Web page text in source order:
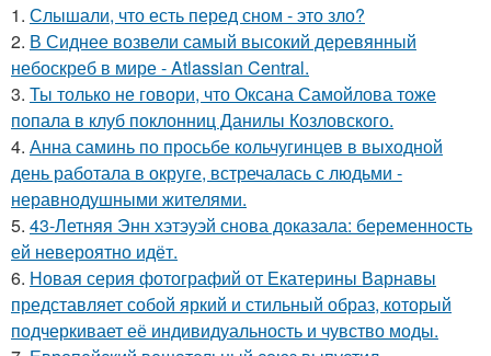
1. Слышали, что есть перед сном - это зло?
2. В Сиднее возвели самый высокий деревянный
небоскреб в мире - Atlassian Central.
3. Ты только не говори, что Оксана Самойлова тоже
попала в клуб поклонниц Данилы Козловского.
4. Анна саминь по просьбе кольчугинцев в выходной
день работала в округе, встречалась с людьми -
неравнодушными жителями.
5. 43-Летняя Энн хэтэуэй снова доказала: беременность
ей невероятно идёт.
6. Новая серия фотографий от Екатерины Варнавы
представляет собой яркий и стильный образ, который
подчеркивает её индивидуальность и чувство моды.